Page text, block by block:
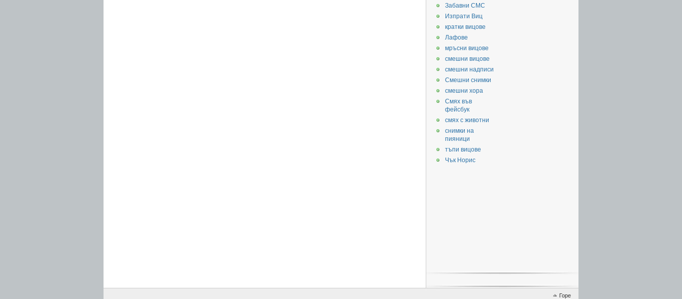
Забавни СМС
Изпрати Виц
кратки вицове
Лафове
мръсни вицове
смешни вицове
смешни надписи
Смешни снимки
смешни хора
Смях във
фейсбук
смях с животни
снимки на
пияници
тъпи вицове
Чък Норис
Горе